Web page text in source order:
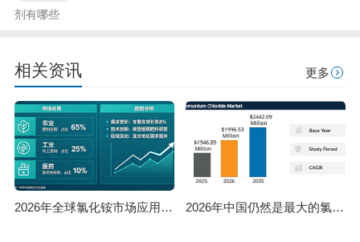
剂有哪些
相关资讯 更多
2026年全球氯化铵市场应用及趋势分析！ 2026年中国仍然是最大的氯化铵生产国和出口国